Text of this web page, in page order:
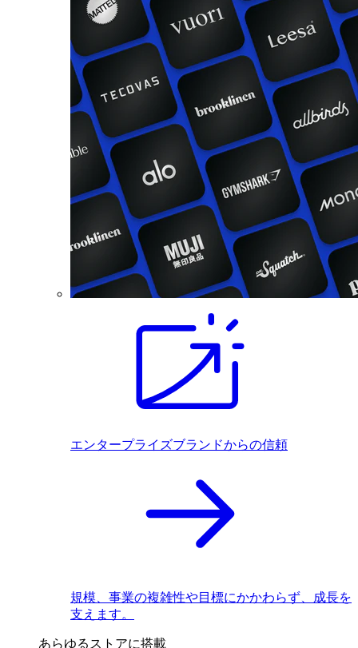
エンタープライズブランドからの信頼
規模、事業の複雑性や目標にかかわらず、成長を
支えます。
あらゆるストアに搭載